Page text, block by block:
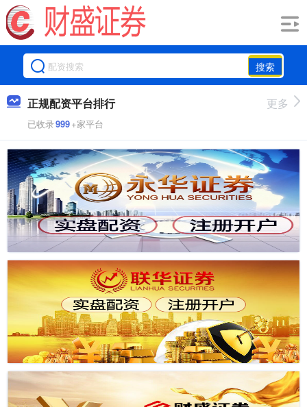
搜索
正规配资平台排行
已收录999+家平台
更多